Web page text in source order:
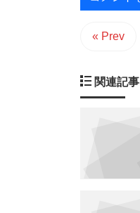
« Prev
関連記事